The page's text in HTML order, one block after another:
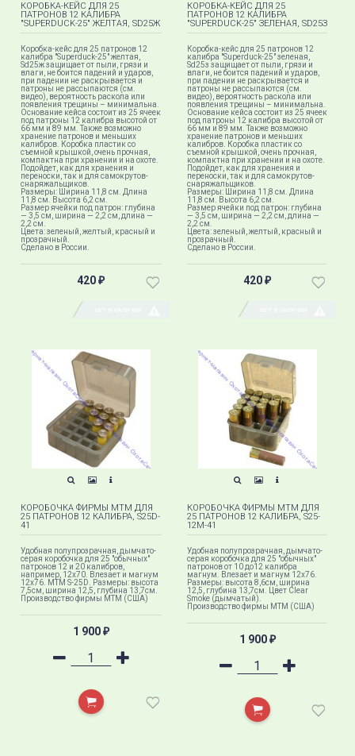
КОРОБКА-КЕЙС ДЛЯ 25
ПАТРОНОВ 12 КАЛИБРА
"SUPERDUCK-25" ЖЕЛТАЯ, SD25Ж
Коробка-кейс для 25 патронов 12
калибра "Superduck-25" желтая,
Sd25ж защищает от пыли, грязи и
влаги, не боится падений и ударов,
при падении не раскрывается и
патроны не рассыпаются (см.
видео), вероятность раскола или
появления трещины – минимальна.
Основание кейса состоит из 25 ячеек
под патроны 12 калибра высотой от
66 мм и 89 мм. Также возможно
хранение патронов и меньших
калибров. Коробка пластик со
съемной крышкой, очень прочная,
компактна при хранении и на охоте.
Подойдет, как для хранения и
переноски, так и для самокрутов-
снаряжальщиков.
Размеры: Ширина 11,8 см. Длина
11,8 см. Высота 6,2 см.
Размер ячейки под патрон: глубина
— 3,5 см, ширина — 2,2 см, длина —
2,2 см.
Цвета: зеленый, желтый, красный и
прозрачный.
Сделано в России.
420₽
КОРОБКА-КЕЙС ДЛЯ 25
ПАТРОНОВ 12 КАЛИБРА
"SUPERDUCK-25" ЗЕЛЕНАЯ, SD25З
Коробка-кейс для 25 патронов 12
калибра "Superduck-25" зеленая,
Sd25з защищает от пыли, грязи и
влаги, не боится падений и ударов,
при падении не раскрывается и
патроны не рассыпаются (см.
видео), вероятность раскола или
появления трещины – минимальна.
Основание кейса состоит из 25 ячеек
под патроны 12 калибра высотой от
66 мм и 89 мм. Также возможно
хранение патронов и меньших
калибров. Коробка пластик со
съемной крышкой, очень прочная,
компактна при хранении и на охоте.
Подойдет, как для хранения и
переноски, так и для самокрутов-
снаряжальщиков.
Размеры: Ширина 11,8 см. Длина
11,8 см. Высота 6,2 см.
Размер ячейки под патрон: глубина
— 3,5 см, ширина — 2,2 см, длина —
2,2 см.
Цвета: зеленый, желтый, красный и
прозрачный.
Сделано в России.
420₽
КОРОБОЧКА ФИРМЫ MTM ДЛЯ
25 ПАТРОНОВ 12 КАЛИБРА, S25D-
41
​Удобная полупрозрачная, дымчато-
серая коробочка для 25 "обычных"
патронов 12 и 20 калибров,
например, 12х70. Влезает и магнум
12х76. MTM S-25D. Размеры: высота
7,5см, ширина 12,5, глубина 13,7см.
Производство фирмы МТМ (США)​
1 900 ₽
КОРОБОЧКА ФИРМЫ MTM ДЛЯ
25 ПАТРОНОВ 12 КАЛИБРА, S25-
12M-41
Удобная полупрозрачная, дымчато-
серая коробочка для 25 "обычных"
патронов от 10 до12 калибра
магнум. Влезает и магнум 12х76.
Размеры: высота 8,6см, ширина
12,5, глубина 13,7см.​ Цвет Clear
Smoke (дымчатый).​
Производство фирмы МТМ (США)
1 900 ₽